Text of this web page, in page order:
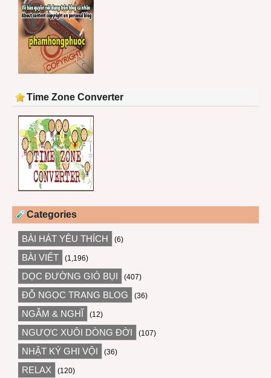
Time Zone Converter
Categories
BÀI HÁT YÊU THÍCH (6)
BÀI VIẾT (1,196)
DỌC ĐƯỜNG GIÓ BỤI (407)
ĐỖ NGỌC TRANG BLOG (36)
NGẪM & NGHĨ (12)
NGƯỢC XUÔI DÒNG ĐỜI (107)
NHẬT KÝ GHI VỘI (36)
RELAX (120)